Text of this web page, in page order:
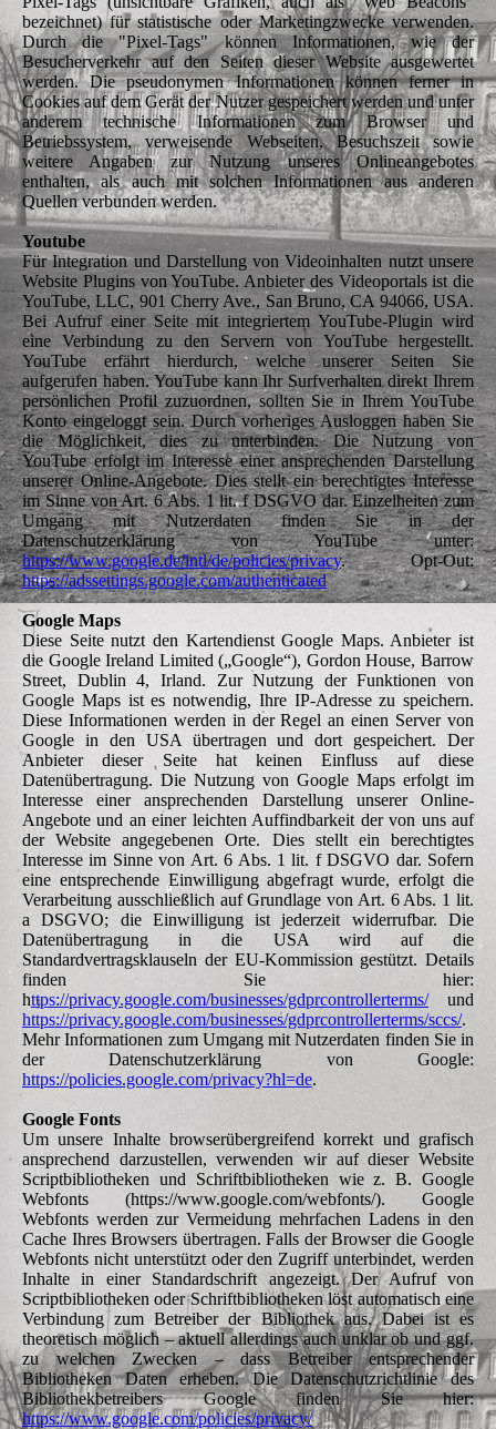
bezeichnet) für statistische oder Marketingzwecke verwenden.
Durch die "Pixel-Tags" können Informationen, wie der
Besucherverkehr auf den Seiten dieser Website ausgewertet
werden. Die pseudonymen Informationen können ferner in
Cookies auf dem Gerät der Nutzer gespeichert werden und unter
anderem technische Informationen zum Browser und
Betriebssystem, verweisende Webseiten, Besuchszeit sowie
weitere Angaben zur Nutzung unseres Onlineangebotes
enthalten, als auch mit solchen Informationen aus anderen
Quellen verbunden werden.
Youtube
Für Integration und Darstellung von Videoinhalten nutzt unsere
Website Plugins von YouTube. Anbieter des Videoportals ist die
YouTube, LLC, 901 Cherry Ave., San Bruno, CA 94066, USA.
Bei Aufruf einer Seite mit integriertem YouTube-Plugin wird
eine Verbindung zu den Servern von YouTube hergestellt.
YouTube erfährt hierdurch, welche unserer Seiten Sie
aufgerufen haben. YouTube kann Ihr Surfverhalten direkt Ihrem
persönlichen Profil zuzuordnen, sollten Sie in Ihrem YouTube
Konto eingeloggt sein. Durch vorheriges Ausloggen haben Sie
die Möglichkeit, dies zu unterbinden. Die Nutzung von
YouTube erfolgt im Interesse einer ansprechenden Darstellung
unserer Online-Angebote. Dies stellt ein berechtigtes Interesse
im Sinne von Art. 6 Abs. 1 lit. f DSGVO dar. Einzelheiten zum
Umgang mit Nutzerdaten finden Sie in der
Datenschutzerklärung von YouTube unter:
https://www.google.de/intl/de/policies/privacy. Opt-Out:
https://adssettings.google.com/authenticated
Google Maps
Diese Seite nutzt den Kartendienst Google Maps. Anbieter ist
die Google Ireland Limited („Google“), Gordon House, Barrow
Street, Dublin 4, Irland. Zur Nutzung der Funktionen von
Google Maps ist es notwendig, Ihre IP-Adresse zu speichern.
Diese Informationen werden in der Regel an einen Server von
Google in den USA übertragen und dort gespeichert. Der
Anbieter dieser Seite hat keinen Einfluss auf diese
Datenübertragung. Die Nutzung von Google Maps erfolgt im
Interesse einer ansprechenden Darstellung unserer Online-
Angebote und an einer leichten Auffindbarkeit der von uns auf
der Website angegebenen Orte. Dies stellt ein berechtigtes
Interesse im Sinne von Art. 6 Abs. 1 lit. f DSGVO dar. Sofern
eine entsprechende Einwilligung abgefragt wurde, erfolgt die
Verarbeitung ausschließlich auf Grundlage von Art. 6 Abs. 1 lit.
a DSGVO; die Einwilligung ist jederzeit widerrufbar. Die
Datenübertragung in die USA wird auf die
Standardvertragsklauseln der EU-Kommission gestützt. Details
finden Sie hier:
https://privacy.google.com/businesses/gdprcontrollerterms/und
https://privacy.google.com/businesses/gdprcontrollerterms/sccs/.
Mehr Informationen zum Umgang mit Nutzerdaten finden Sie in
der Datenschutzerklärung von Google:
https://policies.google.com/privacy?hl=de.
Google Fonts
Um unsere Inhalte browserübergreifend korrekt und grafisch
ansprechend darzustellen, verwenden wir auf dieser Website
Scriptbibliotheken und Schriftbibliotheken wie z. B. Google
Webfonts (https://www.google.com/webfonts/). Google
Webfonts werden zur Vermeidung mehrfachen Ladens in den
Cache Ihres Browsers übertragen. Falls der Browser die Google
Webfonts nicht unterstützt oder den Zugriff unterbindet, werden
Inhalte in einer Standardschrift angezeigt. Der Aufruf von
Scriptbibliotheken oder Schriftbibliotheken löst automatisch eine
Verbindung zum Betreiber der Bibliothek aus. Dabei ist es
theoretisch möglich – aktuell allerdings auch unklar ob und ggf.
zu welchen Zwecken – dass Betreiber entsprechender
Bibliotheken Daten erheben. Die Datenschutzrichtlinie des
Bibliothekbetreibers Google finden Sie hier:
https://www.google.com/policies/privacy/